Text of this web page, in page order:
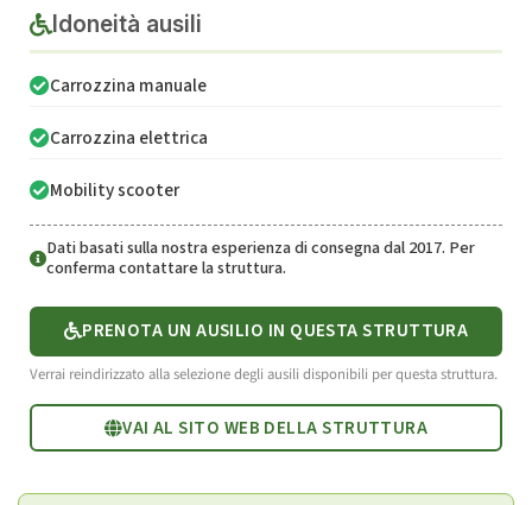
Idoneità ausili
Carrozzina manuale
Carrozzina elettrica
Mobility scooter
Dati basati sulla nostra esperienza di consegna dal 2017. Per
conferma contattare la struttura.
PRENOTA UN AUSILIO IN QUESTA STRUTTURA
Verrai reindirizzato alla selezione degli ausili disponibili per questa struttura.
VAI AL SITO WEB DELLA STRUTTURA